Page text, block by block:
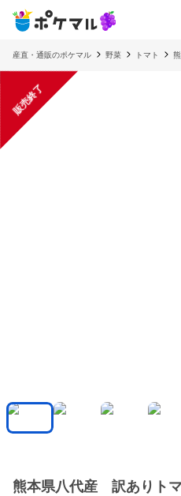
産直・通販のポケマル 野菜 トマト
販売終了
熊本県八代産 訳ありト